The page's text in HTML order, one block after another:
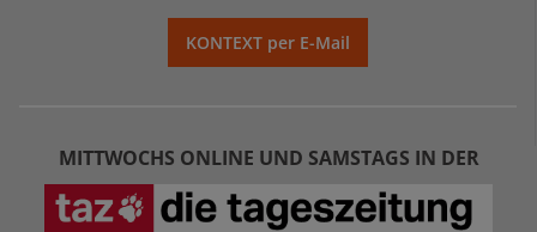
KONTEXT per E-Mail
MITTWOCHS ONLINE UND SAMSTAGS IN DER